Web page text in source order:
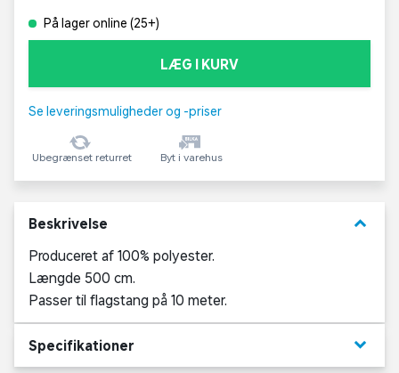
På lager online (25+)
LÆG I KURV
Se leveringsmuligheder og -priser
Ubegrænset returret Byt i varehus
Beskrivelse keyboard_arrow_down
Produceret af 100% polyester.
Længde 500 cm.
Passer til flagstang på 10 meter.
Specifikationer keyboard_arrow_down